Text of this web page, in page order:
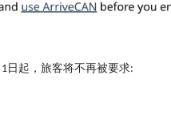
1日起，旅客将不再被要求: